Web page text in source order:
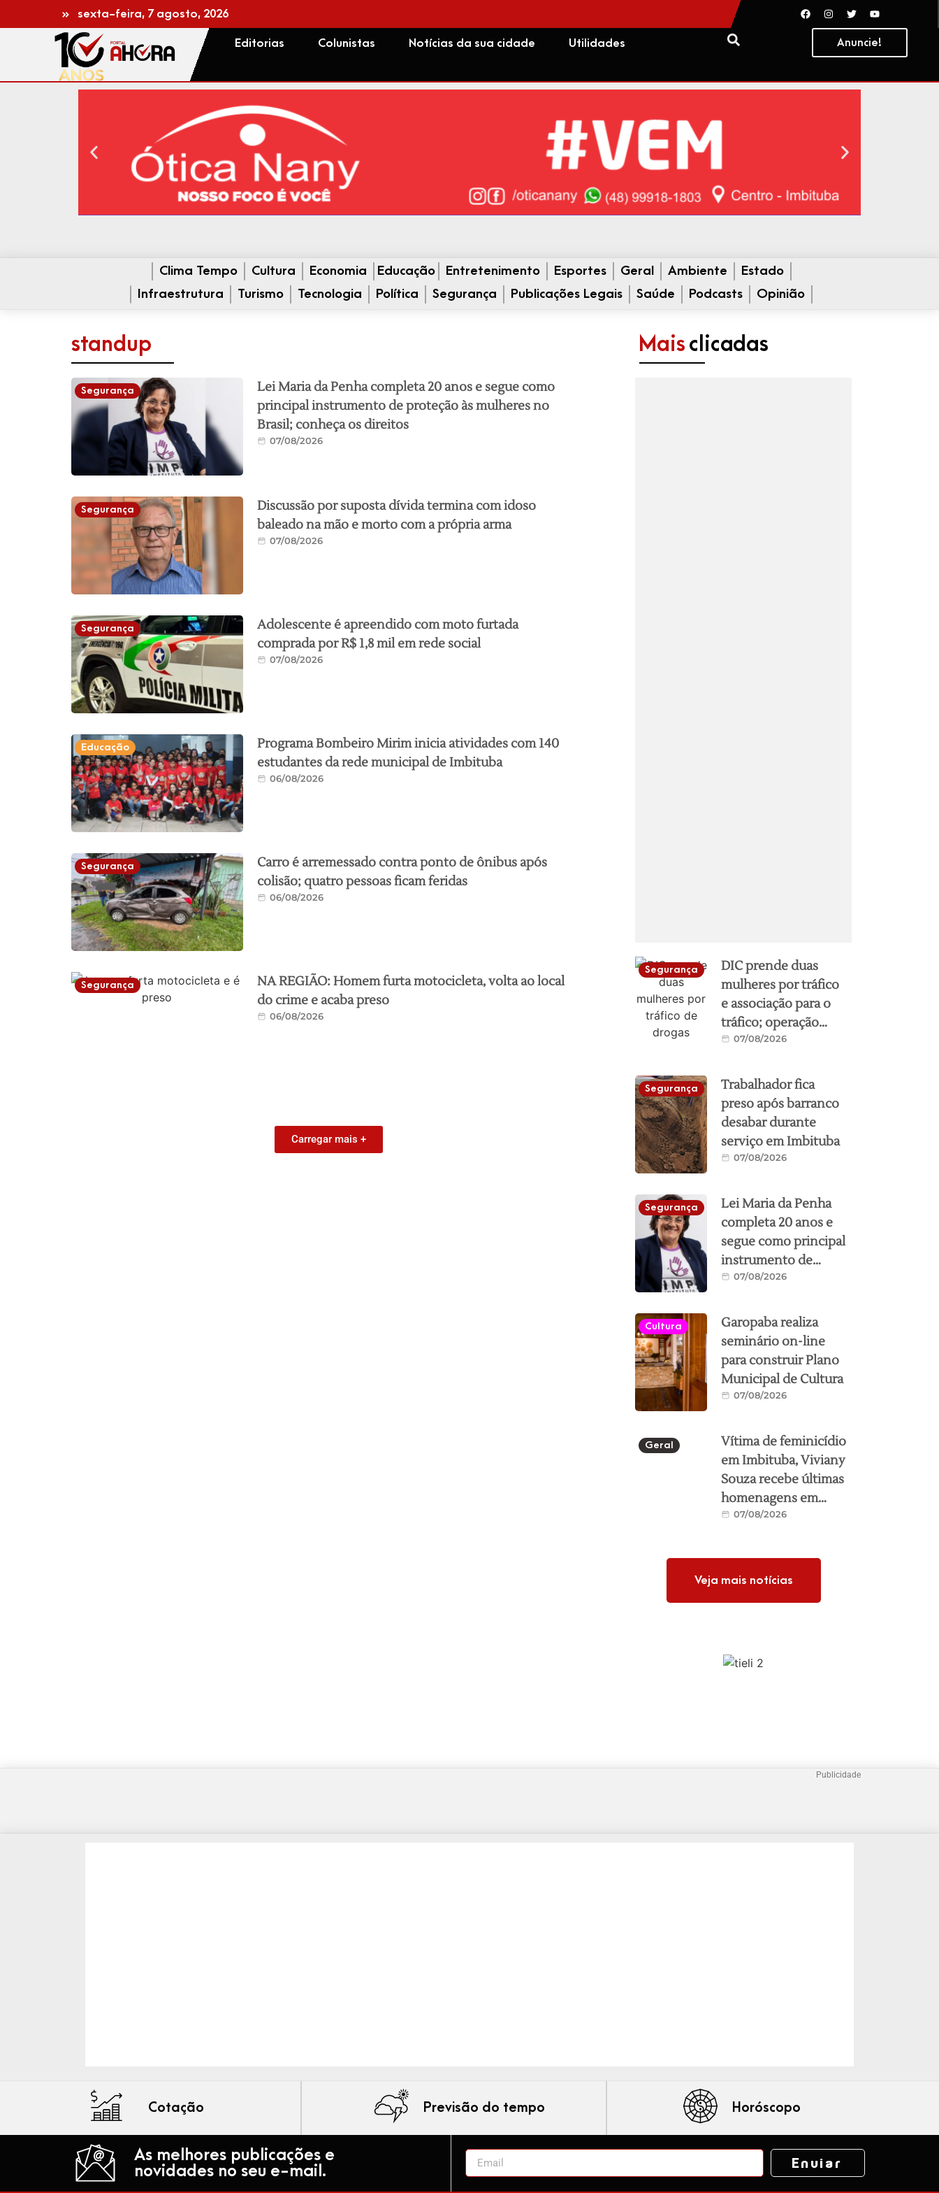
sexta-feira, 7 agosto, 2026
Editorias Colunistas Notícias da sua cidade Utilidades Anuncie!
Clima Tempo Cultura Economia Educação Entretenimento Esportes Geral Ambiente
Estado
Infraestrutura
Turismo Tecnologia Política Segurança Publicações Legais Saúde Podcasts Opinião
standup
Segurança
Lei Maria da Penha completa 20 anos e segue como
principal instrumento de proteção às mulheres no
Brasil; conheça os direitos
07/08/2026
Segurança
Discussão por suposta dívida termina com idoso
baleado na mão e morto com a própria arma
07/08/2026
Segurança
Adolescente é apreendido com moto furtada
comprada por R$ 1,8 mil em rede social
07/08/2026
Educação
Programa Bombeiro Mirim inicia atividades com 140
estudantes da rede municipal de Imbituba
06/08/2026
Segurança
Carro é arremessado contra ponto de ônibus após
colisão; quatro pessoas ficam feridas
06/08/2026
Segurança
NA REGIÃO: Homem furta motocicleta, volta ao local
do crime e acaba preso
06/08/2026
Carregar mais +
Mais clicadas
Segurança
DIC prende duas
mulheres por tráfico
e associação para o
tráfico; operação
teve apoio da Polícia
apreensão de drogas
e dinheiro
07/08/2026
Segurança
Trabalhador fica
preso após barranco
desabar durante
serviço em Imbituba
07/08/2026
Segurança
Lei Maria da Penha
completa 20 anos e
segue como principal
instrumento de
proteção às mulheres
direitos
07/08/2026
Cultura
Garopaba realiza
seminário on-line
para construir Plano
Municipal de Cultura
07/08/2026
Geral
Vítima de feminicídio
em Imbituba, Viviany
Souza recebe últimas
homenagens em
Mato Grosso
07/08/2026
Veja mais notícias
Publicidade
Cotação Previsão do tempo Horóscopo
As melhores publicações e
novidades no seu e-mail.
Enviar